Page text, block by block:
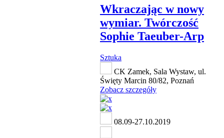
Wkraczając w nowy
wymiar. Twórczość
Sophie Taeuber-Arp
Sztuka
CK Zamek, Sala Wystaw, ul.
Święty Marcin 80/82, Poznań
Zobacz szczegóły
08.09-27.10.2019